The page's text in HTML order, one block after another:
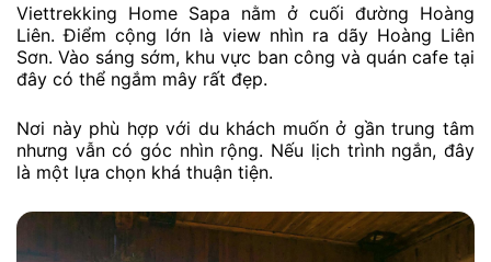
Viettrekking Home Sapa nằm ở cuối đường Hoàng
Liên. Điểm cộng lớn là view nhìn ra dãy Hoàng Liên
Sơn. Vào sáng sớm, khu vực ban công và quán cafe tại
đây có thể ngắm mây rất đẹp.
Nơi này phù hợp với du khách muốn ở gần trung tâm
nhưng vẫn có góc nhìn rộng. Nếu lịch trình ngắn, đây
là một lựa chọn khá thuận tiện.